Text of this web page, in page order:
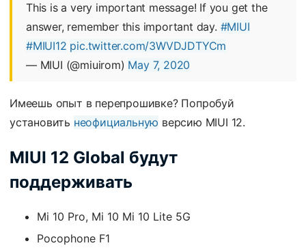
This is a very important message! If you get the
answer, remember this important day. #MIUI
#MIUI12 pic.twitter.com/3WVDJDTYCm
— MIUI (@miuirom) May 7, 2020
Имеешь опыт в перепрошивке? Попробуй
установить неофициальную версию MIUI 12.
MIUI 12 Global будут
поддерживать
Mi 10 Pro, Mi 10 Mi 10 Lite 5G
Pocophone F1